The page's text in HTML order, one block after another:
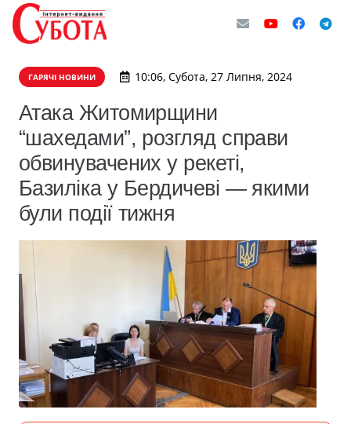
ГАРЯЧІ НОВИНИ 10:06, Субота, 27 Липня, 2024
Атака Житомирщини
“шахедами”, розгляд справи
обвинувачених у рекеті,
Базиліка у Бердичеві — якими
були події тижня